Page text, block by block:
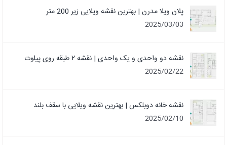
پلان ویلا مدرن | بهترین نقشه ویلایی زیر 200 متر
2025/03/03
نقشه دو واحدی و یک واحدی | نقشه ۲ طبقه روی پیلوت
2025/02/22
نقشه خانه دوبلکس | بهترین نقشه ویلایی با سقف بلند
2025/02/10